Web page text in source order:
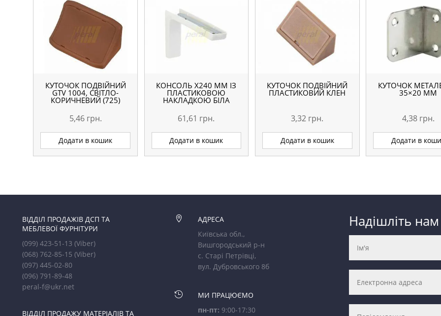
КУТОЧОК ПОДВІЙНИЙ
GTV 1004, СВІТЛО-
КОРИЧНЕВИЙ (725)
5,46 грн.
Додати в кошик
КОНСОЛЬ Х240 ММ ІЗ
ПЛАСТИКОВОЮ
НАКЛАДКОЮ БІЛА
61,61 грн.
Додати в кошик
КУТОЧОК ПОДВІЙНИЙ
ПЛАСТИКОВИЙ КЛЕН
3,32 грн.
Додати в кошик
КУТОЧОК
35×20 ММ
4,38 грн.
Додати в
ВІДДІЛ ПРОДАЖІВ ДСП ТА
МЕБЛЕВОЇ ФУРНІТУРИ
(099) 423-51-13(Viber)
(068) 762-85-15(Viber)
(097) 445-02-80
(096) 791-89-48
peral-f@ukr.net
ВІДДІЛ ПРОДАЖУ МАТЕРІАЛІВ ТА

АДРЕСА
Київська обл.,
Вишгородський р-н
с. Старі Петрівці,
вул. Дубровського 8б

МИ ПРАЦЮЄМО
пн-пт: 9:00-17:30
Надішліть